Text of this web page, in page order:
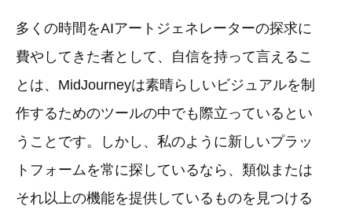
多くの時間をAIアートジェネレーターの探求に
費やしてきた者として、自信を持って言えるこ
とは、MidJourneyは素晴らしいビジュアルを制
作するためのツールの中でも際立っているとい
うことです。しかし、私のように新しいプラッ
トフォームを常に探しているなら、類似または
それ以上の機能を提供しているものを見つける